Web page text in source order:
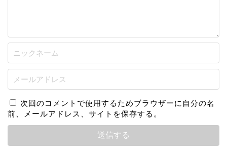
次回のコメントで使用するためブラウザーに自分の名
前、メールアドレス、サイトを保存する。